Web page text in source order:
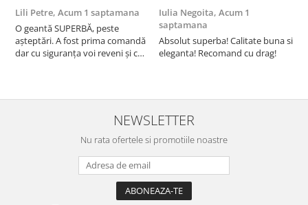
Lili Petre, Acum 1 saptamana
O geantă SUPERBĂ, peste
așteptări. A fost prima comandă
dar cu siguranța voi reveni și cu
doua zi). RECOMAND SOFILINE!!!
Iulia Negoita, Acum 1
saptamana
Absolut superba! Calitate buna si
eleganta! Recomand cu drag!
NEWSLETTER
Nu rata ofertele si promotiile noastre